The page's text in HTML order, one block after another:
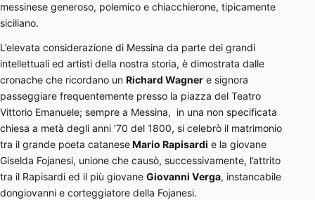
messinese generoso, polemico e chiacchierone, tipicamente
siciliano.
L’elevata considerazione di Messina da parte dei grandi
intellettuali ed artisti della nostra storia, è dimostrata dalle
cronache che ricordano un Richard Wagner e signora
passeggiare frequentemente presso la piazza del Teatro
Vittorio Emanuele; sempre a Messina, in una non specificata
chiesa a metà degli anni ’70 del 1800, si celebrò il matrimonio
tra il grande poeta cataneseMario Rapisardi e la giovane
Giselda Fojanesi, unione che causò, successivamente, l’attrito
tra il Rapisardi ed il più giovane Giovanni Verga, instancabile
dongiovanni e corteggiatore della Fojanesi.